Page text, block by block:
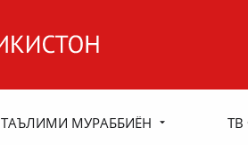
ТАЪЛИМИ МУРАББИЁН ТВ